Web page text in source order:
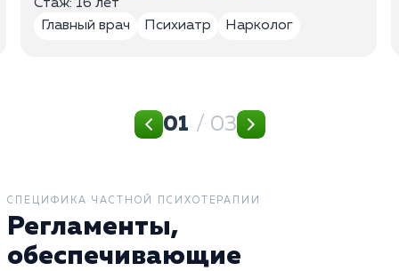
Стаж: 16 лет
Главный врач
Психиатр Нарколог
01 / 03
СПЕЦИФИКА ЧАСТНОЙ ПСИХОТЕРАПИИ
Регламенты,
обеспечивающие